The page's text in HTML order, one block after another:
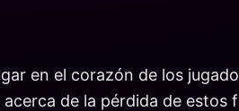
en el corazón de los
de la pérdida de estos